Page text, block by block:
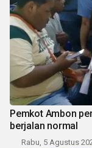
Pemkot Ambon
berjalan normal
Rabu, 5 Agustus